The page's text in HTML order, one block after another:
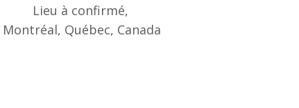
Lieu à confirmé,
Montréal, Québec, Canada